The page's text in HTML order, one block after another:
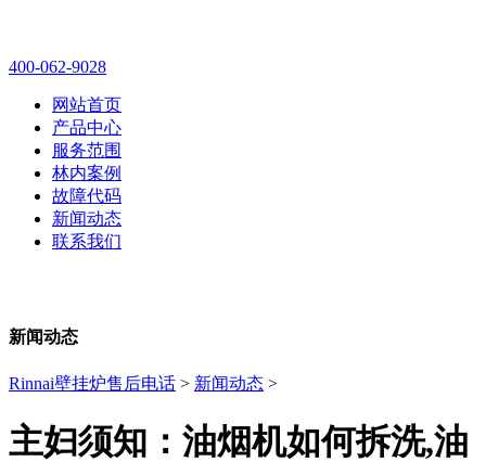
400-062-9028
网站首页
产品中心
服务范围
林内案例
故障代码
新闻动态
联系我们
新闻动态
Rinnai壁挂炉售后电话 > 新闻动态 >
主妇须知：油烟机如何拆洗,油